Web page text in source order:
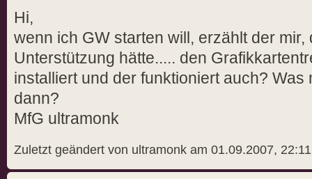
Hi,
wenn ich GW starten will, erzählt der
Unterstützung hätte..... den
installiert und der funktioniert auch? Was
dann?
MfG ultramonk
Zuletzt geändert von ultramonk am 01.09.2007,